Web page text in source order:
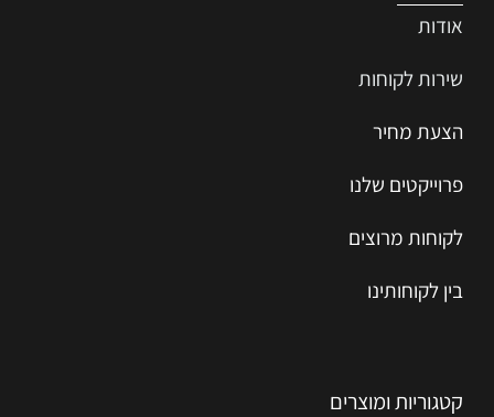
אודות
שירות לקוחות
הצעת מחיר
פרוייקטים שלנו
לקוחות מרוצים
בין לקוחותינו
קטגוריות ומוצרים